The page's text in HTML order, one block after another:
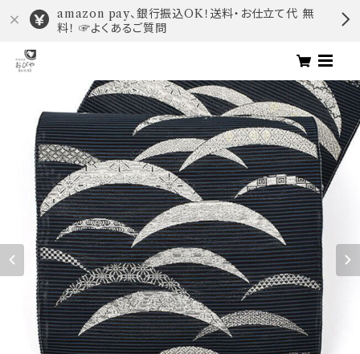
amazon pay、銀行振込OK！送料・お仕立て代 無
料！ ☞よくあるご質問